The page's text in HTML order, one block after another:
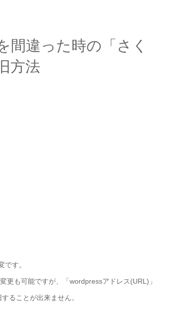
間違った時の「さく
方法
す。
更も可能ですが、「wordpressアドレス(URL)」
ることが出来ません。